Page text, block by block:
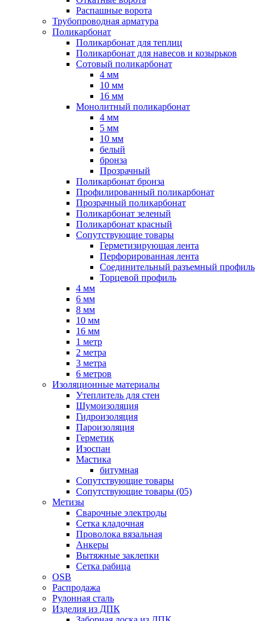
Распашные ворота
Трубопроводная арматура
Поликарбонат
Поликарбонат для теплиц
Поликарбонат для навесов и козырьков
Сотовый поликарбонат
4 мм
10 мм
16 мм
Монолитный поликарбонат
4 мм
5 мм
10 мм
белый
бронза
Прозрачный
Поликарбонат бронза
Профилированный поликарбонат
Прозрачный поликарбонат
Поликарбонат зеленый
Поликарбонат красный
Сопутствующие товары
Герметизирующая лента
Перфорированная лента
Соединительный разъемный профиль
Торцевой профиль
4 мм
6 мм
8 мм
10 мм
16 мм
1 метр
2 метра
3 метра
6 метров
Изоляционные материалы
Утеплитель для стен
Шумоизоляция
Гидроизоляция
Пароизоляция
Герметик
Изоспан
Мастика
битумная
Сопутствующие товары
Сопутствующие товары (05)
Метизы
Сварочные электроды
Сетка кладочная
Проволока вязальная
Анкеры
Вытяжные заклепки
Сетка рабица
OSB
Распродажа
Рулонная сталь
Изделия из ДПК